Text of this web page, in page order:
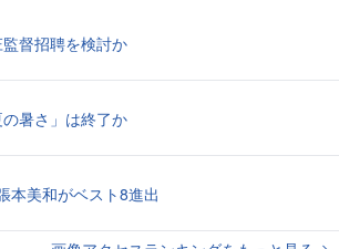
督招聘を検討か
暑さ」は終了か
本美和がベスト8進出